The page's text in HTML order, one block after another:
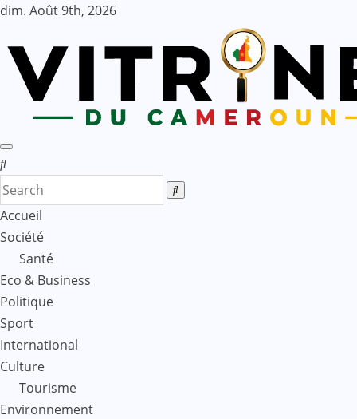
Skip
content
dim. Août 9th, 2026
Accueil
Société
Santé
Eco & Business
Politique
Sport
International
Culture
Tourisme
Environnement